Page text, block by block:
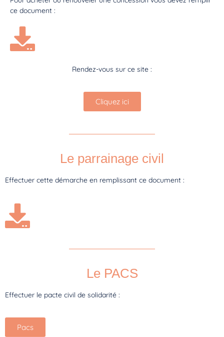
ce document :
Rendez-vous sur ce site :
Cliquez ici
Le parrainage civil
Effectuer cette démarche en remplissant ce document :
Le PACS
Effectuer le pacte civil de solidarité :
Pacs